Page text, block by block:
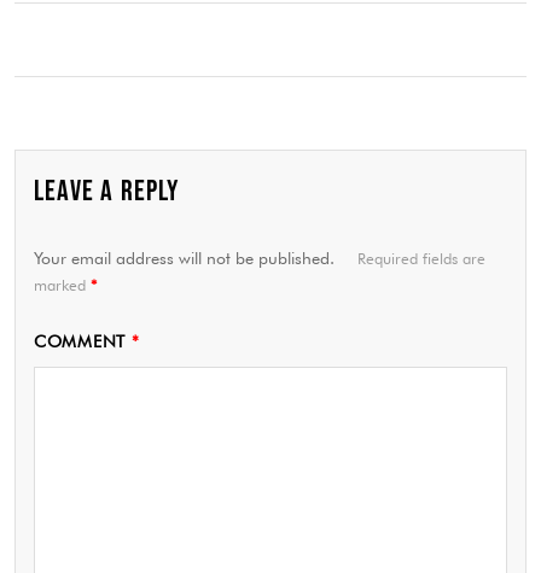
LEAVE A REPLY
Your email address will not be published.
Required fields are
marked *
COMMENT *